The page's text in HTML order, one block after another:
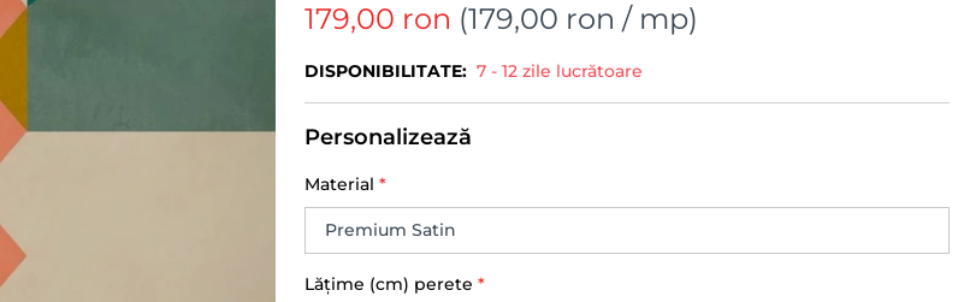
179,00 ron (179,00 ron / mp)
DISPONIBILITATE: 7 - 12 zile lucrătoare
Personalizează
Material *
Lățime (cm) perete *